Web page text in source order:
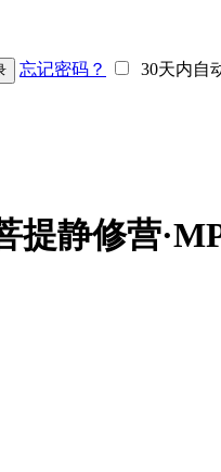
忘记密码？ 30天内自
提静修营